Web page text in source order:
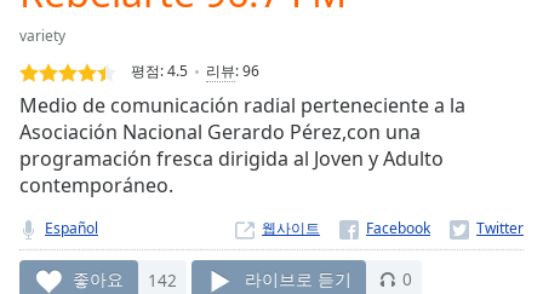
Loaded
0.00%
Stream
TypeLIVE
Seek to
live,
currently
live LIVE
Remaining
Time-
variety
평점:4.5 리뷰:96
Medio de comunicación radial perteneciente a la
Asociación Nacional Gerardo Pérez,con una
programación fresca dirigida al Joven y Adulto
contemporáneo.
Español 웹사이트
좋아요 142 라이브로 듣기 0